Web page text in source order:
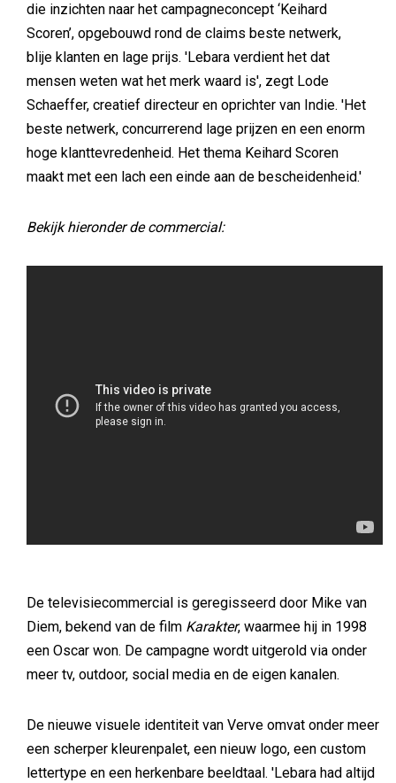
die inzichten naar het campagneconcept ‘Keihard
Scoren’, opgebouwd rond de claims beste netwerk,
blije klanten en lage prijs. 'Lebara verdient het dat
mensen weten wat het merk waard is', zegt Lode
Schaeffer, creatief directeur en oprichter van Indie. 'Het
beste netwerk, concurrerend lage prijzen en een enorm
hoge klanttevredenheid. Het thema Keihard Scoren
maakt met een lach een einde aan de bescheidenheid.'
Bekijk hieronder de commercial:
De televisiecommercial is geregisseerd door Mike van
Diem, bekend van de film Karakter, waarmee hij in 1998
een Oscar won. De campagne wordt uitgerold via onder
meer tv, outdoor, social media en de eigen kanalen.
De nieuwe visuele identiteit van Verve omvat onder meer
een scherper kleurenpalet, een nieuw logo, een custom
lettertype en een herkenbare beeldtaal. 'Lebara had altijd